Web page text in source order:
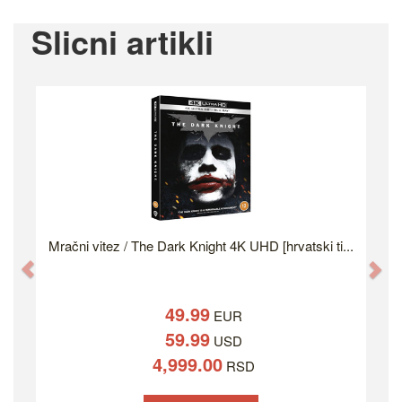
Slicni artikli
Mračni vitez / The Dark Knight 4K UHD [hrvatski ti...
49.99EUR
59.99USD
4,999.00RSD